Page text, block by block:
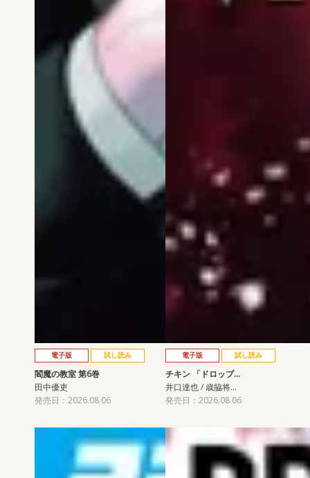
電子版 試し読み
閻魔の教室 第6巻
田中優吏
発売日：2026.08.06
電子版 試し読み
チキン 「ドロップ…
井口達也 / 歳脇将…
発売日：2026.08.06